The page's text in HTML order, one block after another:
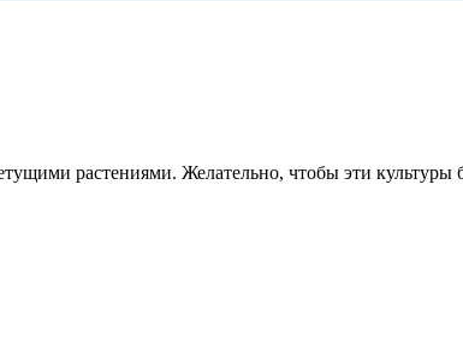
растениями. Желательно, чтобы эти